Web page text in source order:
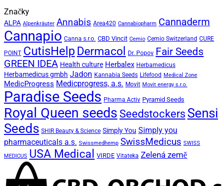
Značky
ALPA Alpenkräuter Annabis Area420 Cannabiopharm Cannaderm
Cannapio Canna s.r.o. CBD Vincit Cemio Cemio Switzerland CURE
POINT CutisHelpDermacol Dr. Popov Fair Seeds
GREEN IDEA Health culture Herbalex Herbamedicus
Herbamedicus gmbh Jadon Kannabia Seeds Lifefood Medical Zone
MedicProgress Medicprogress, a.s. Movit Movit energy s.r.o.
Paradise Seeds Pharma Activ Pyramid Seeds
Royal Queen seeds Seedstockers Sensi
Seeds SHIR Beauty & Science Simply You Simply you
pharmaceuticals a.s. Swissmedhemp SwissMedicus SWISS
MEDICUS USA Medical VIRDE Vitateka Zelená země